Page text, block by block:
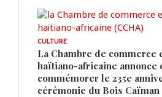
CULTURE
La Chambre de
haïtiano-africaine annonce
commémorer le 235e
cérémonie du Bois Caïman